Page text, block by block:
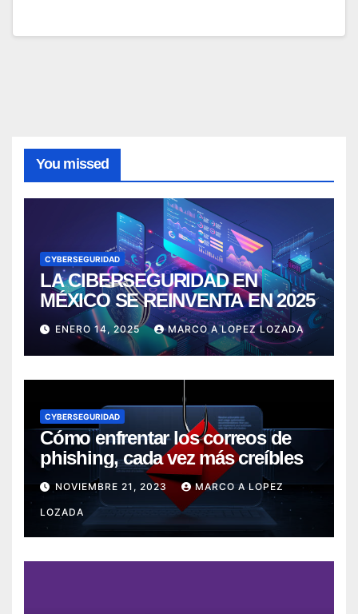
You missed
CYBERSEGURIDAD
LA CIBERSEGURIDAD EN
MÉXICO SE REINVENTA EN 2025
ENERO 14, 2025 MARCO A LOPEZ LOZADA
CYBERSEGURIDAD
Cómo enfrentar los correos de
phishing, cada vez más creíbles
NOVIEMBRE 21, 2023 MARCO A LOPEZ
LOZADA